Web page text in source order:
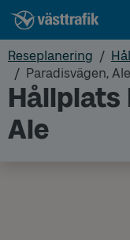
Reseplanering
Paradisvägen, Ale
Hållplats
Ale